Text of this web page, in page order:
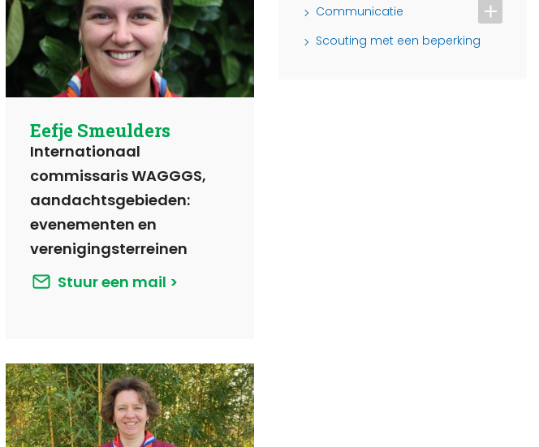
Eefje Smeulders
Internationaal
commissaris WAGGGS,
aandachtsgebieden:
evenementen en
verenigingsterreinen
Stuur een mail
Communicatie
Scouting met een beperking